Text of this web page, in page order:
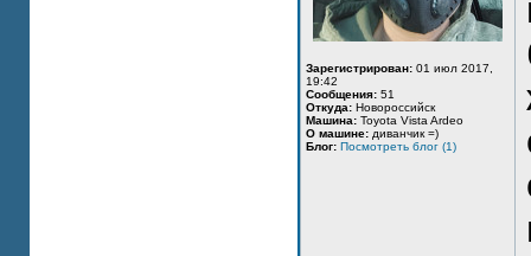
Зарегистрирован: 01 июл 2017,
19:42
Сообщения: 51
Откуда: Новороссийск
Машина: Toyota Vista Ardeo
О машине: диванчик =)
Блог: Посмотреть блог (1)